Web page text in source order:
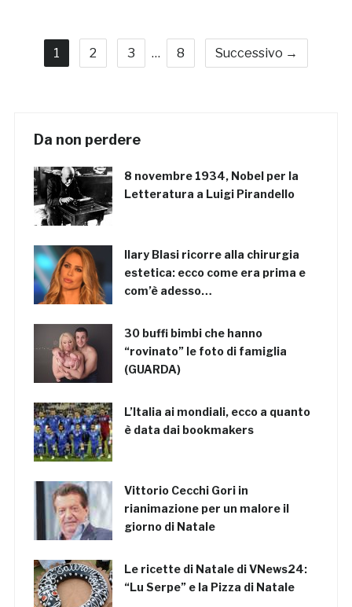
1 2 3 … 8 Successivo →
Da non perdere
8 novembre 1934, Nobel per la
Letteratura a Luigi Pirandello
Ilary Blasi ricorre alla chirurgia
estetica: ecco come era prima e
com’è adesso…
30 buffi bimbi che hanno
“rovinato” le foto di famiglia
(GUARDA)
L’Italia ai mondiali, ecco a quanto
è data dai bookmakers
Vittorio Cecchi Gori in
rianimazione per un malore il
giorno di Natale
Le ricette di Natale di VNews24:
“Lu Serpe” e la Pizza di Natale